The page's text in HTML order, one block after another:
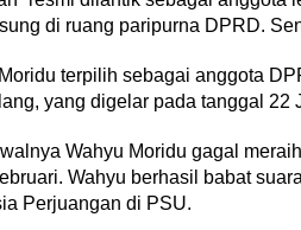
di ruang paripurna DPRD.
terpilih sebagai anggota
yang digelar pada tanggal 22
Wahyu Moridu gagal
Wahyu berhasil babat
Perjuangan di PSU.